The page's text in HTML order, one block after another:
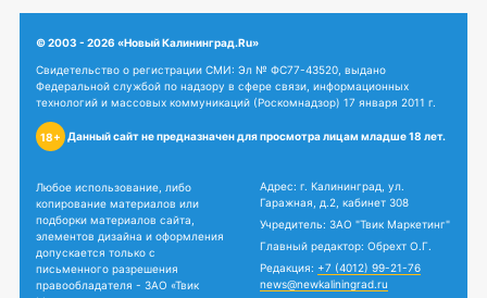
© 2003 - 2026 «Новый Калининград.Ru»
Свидетельство о регистрации СМИ: Эл № ФС77-43520, выдано
Федеральной службой по надзору в сфере связи, информационных
технологий и массовых коммуникаций (Роскомнадзор) 17 января 2011 г.
18+ Данный сайт не предназначен для просмотра лицам младше 18 лет.
Любое использование, либо
копирование материалов или
подборки материалов сайта,
элементов дизайна и оформления
допускается только с
письменного разрешения
правообладателя - ЗАО «Твик
Адрес: г. Калининград, ул.
Гаражная, д.2, кабинет 308
Учредитель: ЗАО "Твик Маркетинг"
Главный редактор: Обрехт О.Г.
Редакция: +7 (4012) 99-21-76
news@newkaliningrad.ru